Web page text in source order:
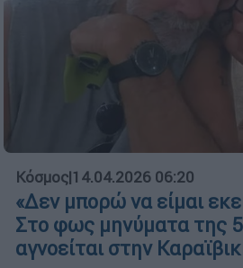
Κόσμος|14.04.2026 06:20
«Δεν μπορώ να είμαι
Στο φως μηνύματα της
αγνοείται στην